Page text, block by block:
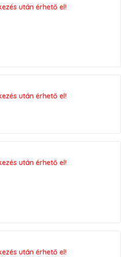
után érhető el!
után érhető el!
után érhető el!
után érhető el!